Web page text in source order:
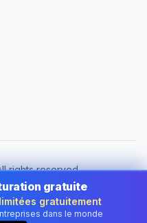
rights reserved.
en France
gratuite
gratuitement
dans le monde